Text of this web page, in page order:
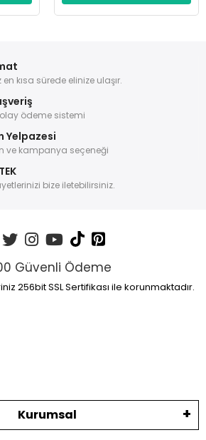
kısa sürede elinize ulaşır.
ödeme sistemi
Yelpazesi
ve kampanya seçeneği
bize iletebilirsiniz.
Güvenli Ödeme
256bit SSL Sertifikası ile korunmaktadır.
Kurumsal